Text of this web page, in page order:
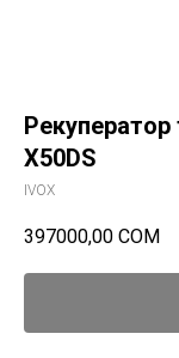
Рекуператор
X50DS
IVOX
397000,00 СОМ